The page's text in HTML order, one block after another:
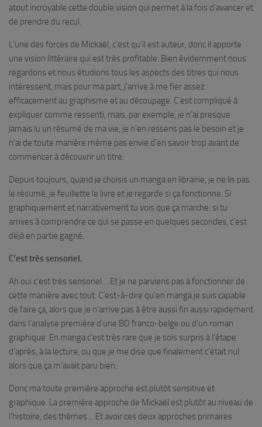
atout incroyable cette double vision qui permet à la fois d’avancer et
de prendre du recul.
L’une des forces de Mickaël, c’est qu’il est auteur, donc il apporte
une vision littéraire qui est très profitable. Bien évidemment nous
regardons et nous étudions tous les aspects des titres qui nous
intéressent, mais pour ma part, j’arrive à me fier assez
efficacement au graphisme et au découpage. C’est compliqué à
expliquer comme ressenti, mais, par exemple, je n’ai presque
jamais lu un résumé de ma vie, je n’en ressens pas le besoin et je
n’ai de toute manière même pas envie d’en savoir trop avant de
commencer à découvrir un titre.
Depuis toujours, quand je choisis un manga en librairie, je ne lis pas
le résumé, je feuillette le livre et je regarde si ça fonctionne. Si
graphiquement et narrativement tu vois que ça marche, si tu
arrives à comprendre ce qui se passe en quelques secondes, c’est
déjà en partie gagné.
C’est très sensoriel.
Ah oui c’est très sensoriel… Et je ne parviens pas à fonctionner de
cette manière avec tout. C’est-à-dire qu’en manga je suis capable
de faire ça, alors que je n’arrive pas à être aussi fin aussi rapidement
dans l’analyse première d’une BD franco-belge ou d’un roman
graphique. En manga c’est très rare que je sois surpris à l’étape
d’après, à la lecture, ou que je me dise que finalement c’était nul
alors que ça m’avait paru bien.
Donc ma toute première approche est plutôt sensitive et
graphique. La première approche de Mickaël est plutôt au niveau de
l’histoire, des thèmes… Et avoir ces deux approches primaires